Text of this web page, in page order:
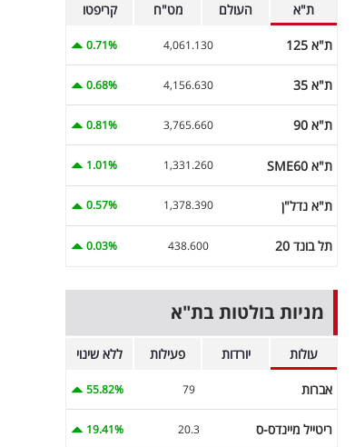
ת"א העולם מט"ח קריפטו
ת"א 125 4,061.130
0.71%
ת"א 35 4,156.630
0.68%
ת"א 90 3,765.660
0.81%
ת"א SME60 1,331.260
1.01%
ת"א נדל"ן 1,378.390
0.57%
תל בונד 20 438.600
0.03%
מניות בולטות בת"א
עולות יורדות פעילות ללא שינוי
אברות 79
55.82%
ריטייל מיינדס-ס 20.3
19.41%